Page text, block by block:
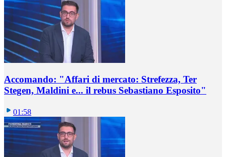
Accomando: "Affari di mercato: Strefezza, Ter
Stegen, Maldini e... il rebus Sebastiano Esposito"
01:58